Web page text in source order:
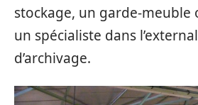
stockage, un garde-meuble
un spécialiste dans
d’archivage.